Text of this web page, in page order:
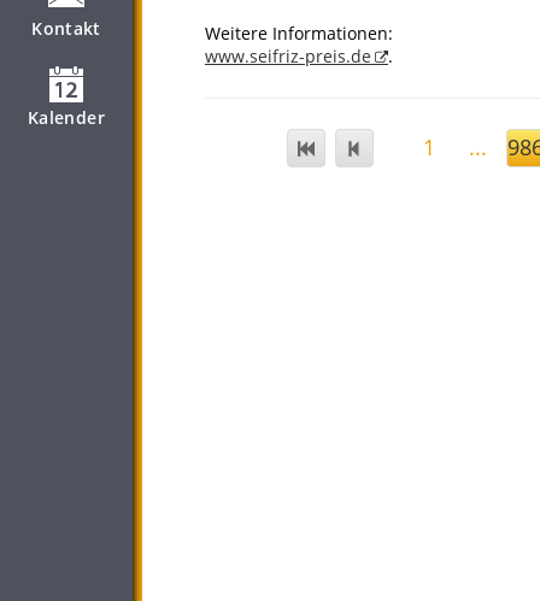
Kontakt
Kalender
Weitere Informationen:
www.seifriz-preis.de
.
1 ...